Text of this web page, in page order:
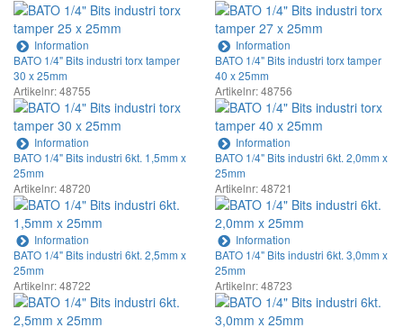
Information
Information
BATO 1/4" Bits industri torx tamper
30 x 25mm
Artikelnr: 48755
Information
BATO 1/4" Bits industri torx tamper
40 x 25mm
Artikelnr: 48756
Information
BATO 1/4" Bits industri 6kt. 1,5mm x
25mm
Artikelnr: 48720
Information
BATO 1/4" Bits industri 6kt. 2,0mm x
25mm
Artikelnr: 48721
Information
BATO 1/4" Bits industri 6kt. 2,5mm x
25mm
Artikelnr: 48722
BATO 1/4" Bits industri 6kt. 3,0mm x
25mm
Artikelnr: 48723